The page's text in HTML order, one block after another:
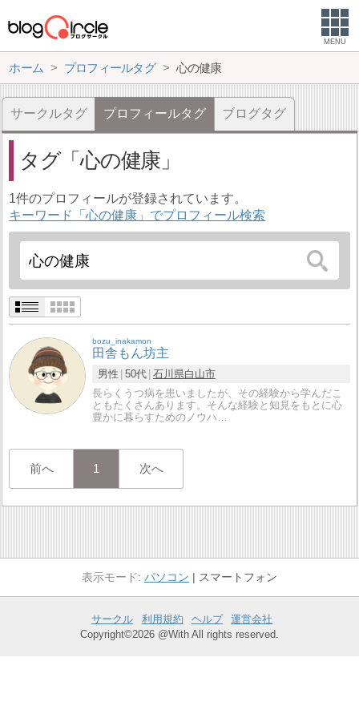
MENU
ホーム プロフィールタグ 心の健康
サークルタグ プロフィールタグ ブログタグ
タグ 心の健康
1件のプロフィールが登録されています。
キーワード「心の健康」でプロフィール検索
bozu_inakamon
田舎もん坊主
男性 50代 石川県白山市
長らくうつ病を患いましたが、その経験から学んだこ
ともたくさんあります。そんな経験と知見をもとに心
豊かに暮らすためのノウハ…
前へ 1 次へ
パソコン スマートフォン
サークル 利用規約 ヘルプ
運営会社
Copyright©2026 @With All rights reserved.